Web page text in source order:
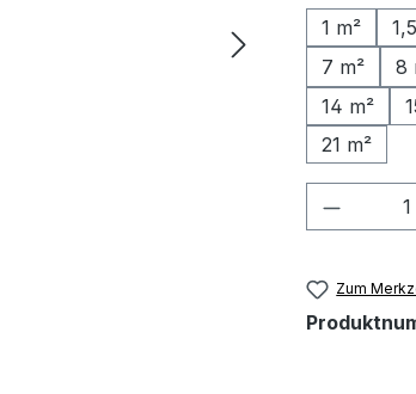
1 m²
7 m²
8
14 m²
21 m²
Zum